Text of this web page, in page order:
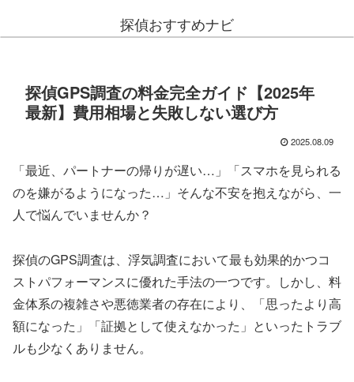
探偵おすすめナビ
探偵GPS調査の料金完全ガイド【2025年
最新】費用相場と失敗しない選び方
2025.08.09
「最近、パートナーの帰りが遅い…」「スマホを見られる
のを嫌がるようになった…」そんな不安を抱えながら、一
人で悩んでいませんか？
探偵のGPS調査は、浮気調査において最も効果的かつコ
ストパフォーマンスに優れた手法の一つです。しかし、料
金体系の複雑さや悪徳業者の存在により、「思ったより高
額になった」「証拠として使えなかった」といったトラブ
ルも少なくありません。